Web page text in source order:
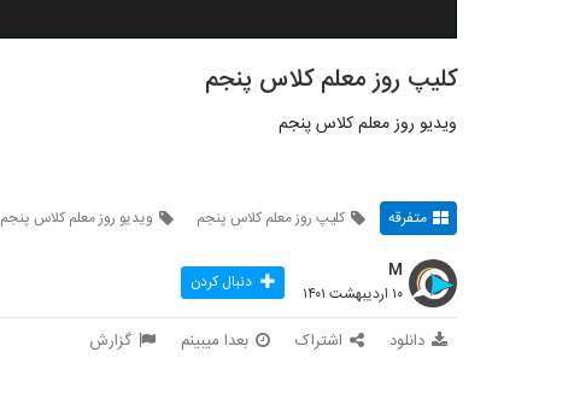
کلیپ روز معلم کلاس پنجم
ویدیو روز معلم کلاس پنجم
متفرقه کلیپ روز معلم کلاس پنجم ویدیو روز معلم کلاس پنجم
M
۱۰ اردیبهشت ۱۴۰۱ دنبال کردن
دانلود اشتراک بعدا میبینم گزارش